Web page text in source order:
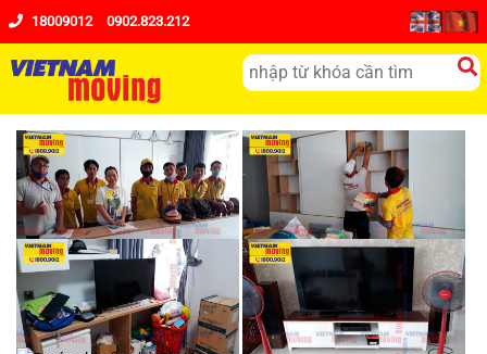
18009012 0902.823.212